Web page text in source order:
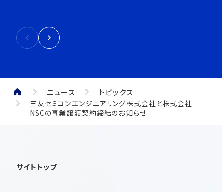
ニュース トピックス
三友セミコンエンジニアリング株式会社と株式会社
NSCの事業譲渡契約締結のお知らせ
サイトトップ